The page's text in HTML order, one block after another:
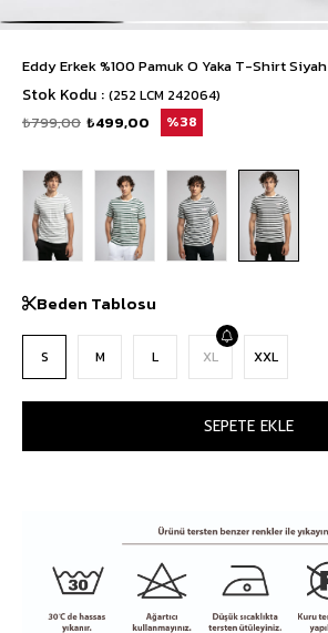
Eddy Erkek %100 Pamuk O Yaka T-Shirt Siyah
Stok Kodu (252 LCM 242064)
₺799,00 ₺499,00 38
Beden Tablosu
S M L XL XXL